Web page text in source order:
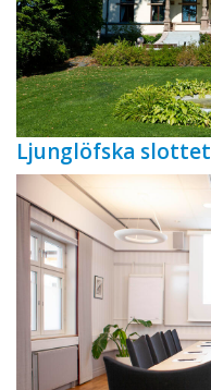
Ljunglöfska slottet